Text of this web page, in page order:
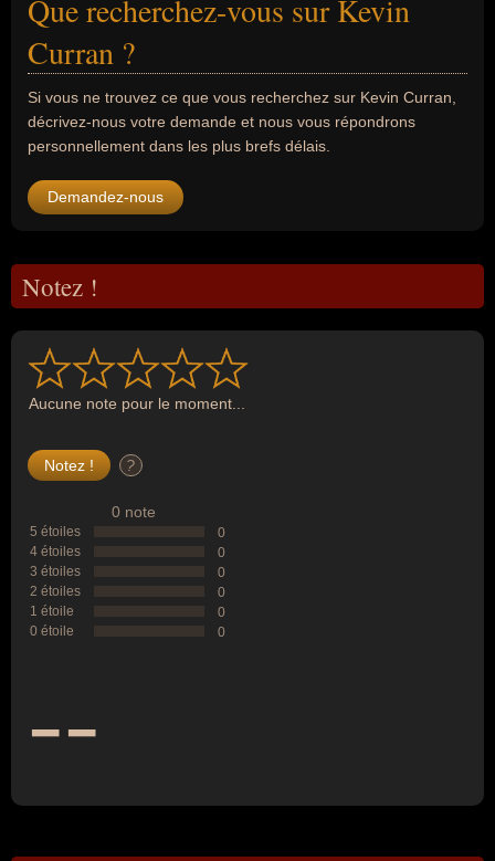
Que recherchez-vous sur Kevin
Curran ?
Si vous ne trouvez ce que vous recherchez sur Kevin Curran,
décrivez-nous votre demande et nous vous répondrons
personnellement dans les plus brefs délais.
Demandez-nous
Notez !
Aucune note pour le moment...
?
0 note
5 étoiles
0
4 étoiles
0
3 étoiles
0
2 étoiles
0
1 étoile
0
0 étoile
0
--